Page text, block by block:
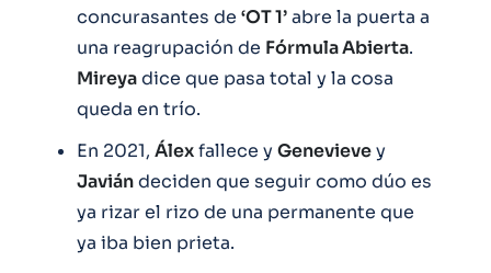
concurasantes de ‘OT 1’abre la puerta a
una reagrupación de Fórmula Abierta.
Mireyadice que pasa total y la cosa
queda en trío.
En 2021, Álexfallece y Genevievey
Javiándeciden que seguir como dúo es
ya rizar el rizo de una permanente que
ya iba bien prieta.